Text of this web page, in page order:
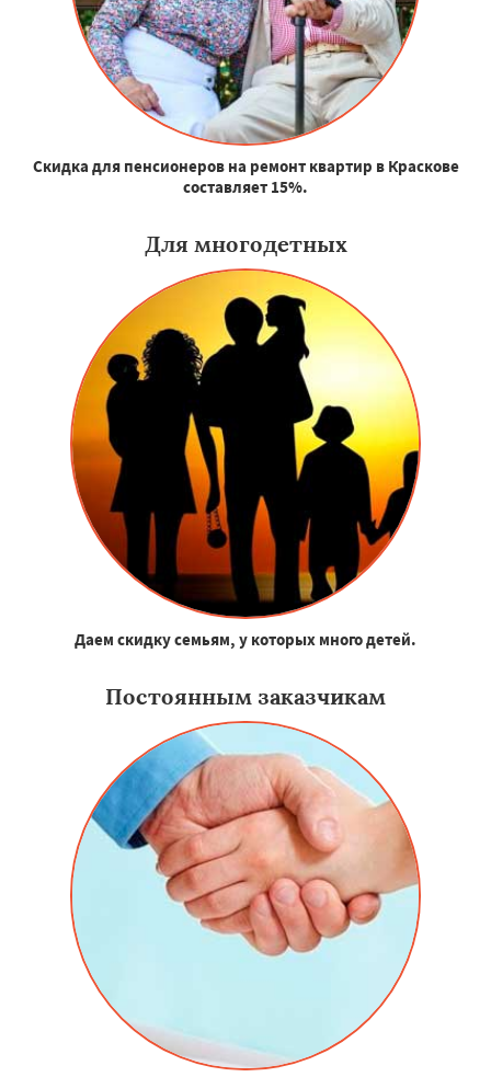
Скидка для пенсионеров на ремонт квартир в Краскове
составляет 15%.
Для многодетных
Даем скидку семьям, у которых много детей.
Постоянным заказчикам